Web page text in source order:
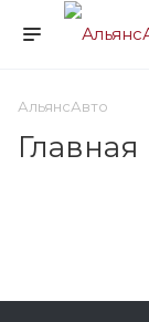
АльянсАвто
Главная